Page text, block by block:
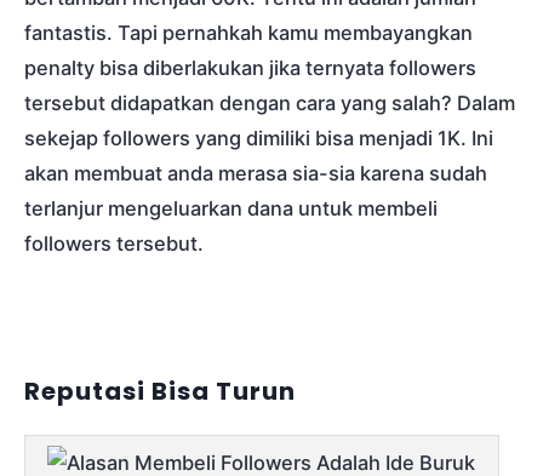
fantastis. Tapi pernahkah kamu membayangkan
penalty bisa diberlakukan jika ternyata followers
tersebut didapatkan dengan cara yang salah? Dalam
sekejap followers yang dimiliki bisa menjadi 1K. Ini
akan membuat anda merasa sia-sia karena sudah
terlanjur mengeluarkan dana untuk membeli
followers tersebut.
Reputasi Bisa Turun